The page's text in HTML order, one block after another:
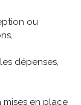
ou
dépenses,
en place